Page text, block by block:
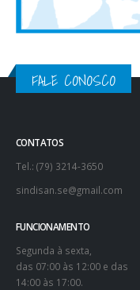
FALE CONOSCO
CONTATOS
Tel.: (79) 3214-3650
sindisan.se@gmail.com
FUNCIONAMENTO
Segunda à sexta,
das 07:00 às 12:00 e das
14:00 às 17:00.